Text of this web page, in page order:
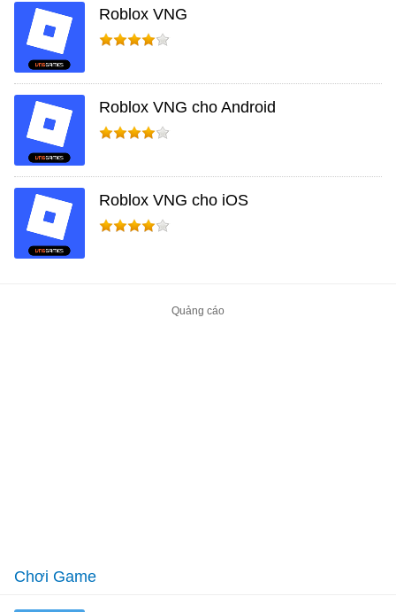
Roblox VNG
Roblox VNG cho Android
Roblox VNG cho iOS
Chơi Game